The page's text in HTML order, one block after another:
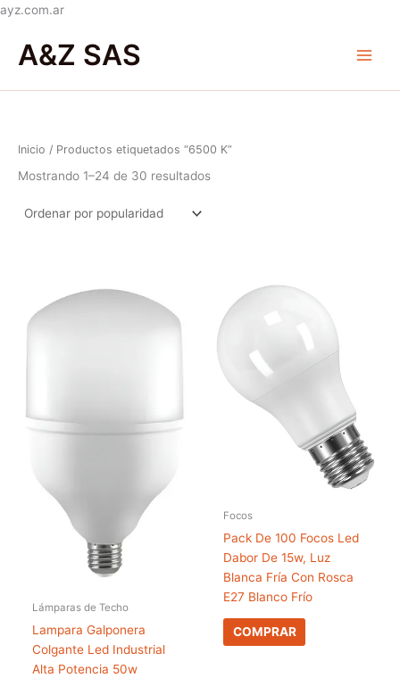
ayz.com.arIr
contenido
A&Z SAS
Menu
Inicio / Productos etiquetados “6500 K”
Mostrando 1–24 de 30 resultados
Lámparas de Techo
Lampara Galponera
Colgante Led Industrial
Alta Potencia 50w
Focos
Pack De 100 Focos Led
Dabor De 15w, Luz
Blanca Fría Con Rosca
E27 Blanco Frío
COMPRAR